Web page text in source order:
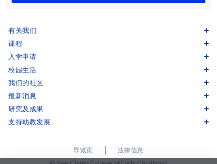
有关我们
课程
入学申请
校园生活
我们的社区
最新消息
研究及成果
支持幼教发展
导览页
法律信息
© Yew Chung College of Early Childhood